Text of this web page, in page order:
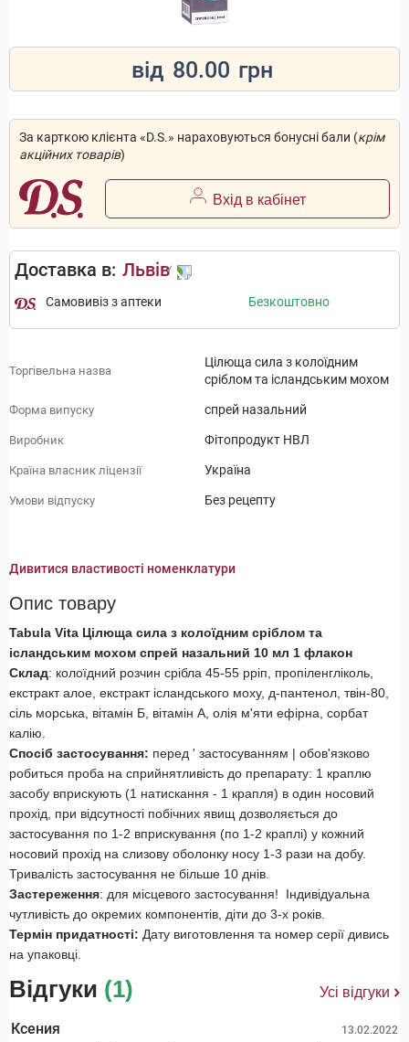
від 80.00 грн
За карткою клієнта «D.S.» нараховуються бонусні бали (крім
акційних товарів)
Вхід в кабінет
Доставка в: Львів
Самовивіз з аптеки Безкоштовно
Торгівельна назва
Цілюща сила з колоїдним
сріблом та ісландським мохом
Форма випуску спрей назальний
Виробник Фітопродукт НВЛ
Країна власник ліцензії Україна
Умови відпуску Без рецепту
Дивитися властивості номенклатури
Опис товару
Tabula Vita Цілюща сила з колоїдним сріблом та
ісландським мохом спрей назальний 10 мл 1 флакон
Склад: колоїдний розчин срібла 45-55 рріп, пропіленгліколь,
екстракт алое, екстракт ісландського моху, д-пантенол, твін-80,
сіль морська, вітамін Б, вітамін А, олія м'яти ефірна, сорбат
калію.
Спосіб застосування: перед ' застосуванням | обов'язково
робиться проба на сприйнятливість до препарату: 1 краплю
засобу вприскують (1 натискання - 1 крапля) в один носовий
прохід, при відсутності побічних явищ дозволяється до
застосування по 1-2 вприскування (по 1-2 краплі) у кожний
носовий прохід на слизову оболонку носу 1-3 рази на добу.
Тривалість застосування не більше 10 днів.
Застереження: для місцевого застосування! Індивідуальна
чутливість до окремих компонентів, діти до 3-х років.
Термін придатності: Дату виготовлення та номер серії дивись
на упаковці.
Відгуки (1) Усі відгуки
Ксения 13.02.2022